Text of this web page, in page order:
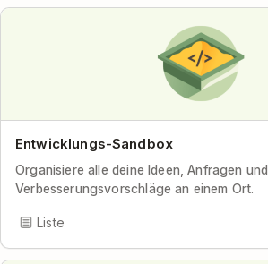
Entwicklungs-Sandbox
Organisiere alle deine Ideen, Anfragen und
Verbesserungsvorschläge an einem Ort.
Liste